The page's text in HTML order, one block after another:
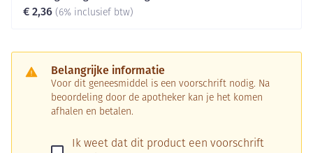
€ 2,36 (6% inclusief btw)
Belangrijke informatie
Voor dit geneesmiddel is een voorschrift nodig. Na
beoordeling door de apotheker kan je het komen
afhalen en betalen.
Ik weet dat dit product een voorschrift